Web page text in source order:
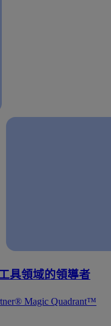
具領域的領導者
Magic Quadrant™